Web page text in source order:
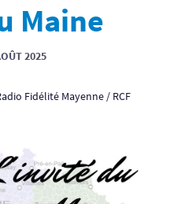
Maine
2025
Fidélité Mayenne / RCF